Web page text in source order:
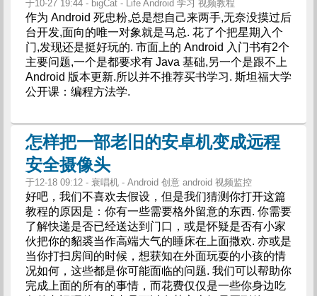
于10-27 19:44 - bigCat - Life Android 学习 视频教程
作为 Android 死忠粉,总是想自己来两手,无奈没摸过后
台开发,面向的唯一对象就是马总. 花了个把星期入个
门,发现还是挺好玩的. 市面上的 Android 入门书有2个
主要问题,一个是都要求有 Java 基础,另一个是跟不上
Android 版本更新.所以并不推荐买书学习. 斯坦福大学
公开课：编程方法学.
怎样把一部老旧的安卓机变成远程
安全摄像头
于12-18 09:12 - 衰唱机 - Android 创意 android 视频监控
好吧，我们不喜欢去假设，但是我们猜测你打开这篇
教程的原因是：你有一些需要格外留意的东西. 你需要
了解快递是否已经送达到门口，或是怀疑是否有小家
伙把你的貂裘当作高端大气的睡床在上面撒欢. 亦或是
当你打扫房间的时候，想获知在外面玩耍的小孩的情
况如何，这些都是你可能面临的问题. 我们可以帮助你
完成上面的所有的事情，而花费仅仅是一些你身边吃